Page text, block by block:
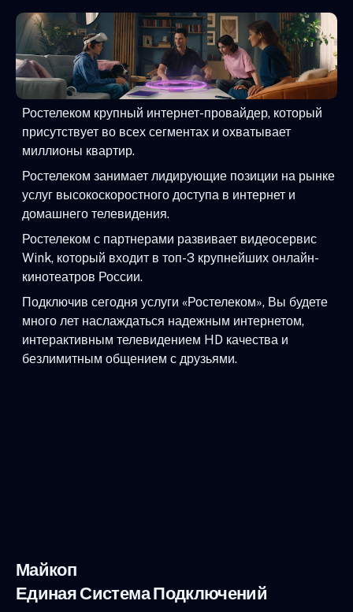
Ростелеком крупный интернет-провайдер, который
присутствует во всех сегментах и охватывает
миллионы квартир.
Ростелеком занимает лидирующие позиции на рынке
услуг высокоскоростного доступа в интернет и
домашнего телевидения.
Ростелеком с партнерами развивает видеосервис
Wink, который входит в топ-3 крупнейших онлайн-
кинотеатров России.
Подключив сегодня услуги «Ростелеком», Вы будете
много лет наслаждаться надежным интернетом,
интерактивным телевидением HD качества и
безлимитным общением с друзьями.
Майкоп
Единая Система Подключений